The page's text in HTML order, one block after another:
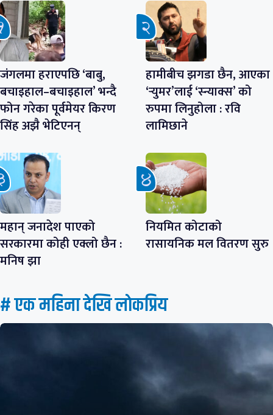
जंगलमा हराएपछि ‘बाबु,
बचाइहाल–बचाइहाल’ भन्दै
फोन गरेका पूर्वमेयर किरण
सिंह अझै भेटिएनन्
हामीबीच झगडा छैन, आएका
‘र्‍युमर’लाई ‘स्न्याक्स’ को
रुपमा लिनुहोला : रवि
लामिछाने
महान् जनादेश पाएको
सरकारमा कोही एक्लो छैन :
मनिष झा
नियमित कोटाको
रासायनिक मल वितरण सुरु
# एक महिना देखि लाेकप्रिय